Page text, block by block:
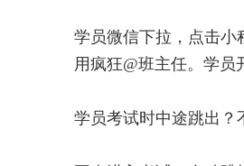
学员微信下拉，点击小
用疯狂@班主任。学员
学员考试时中途跳出？